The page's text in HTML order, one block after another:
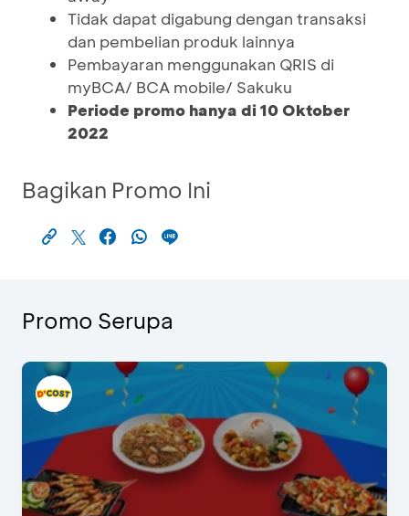
Tidak dapat digabung dengan transaksi
dan pembelian produk lainnya
Pembayaran menggunakan QRIS di
myBCA/ BCA mobile/ Sakuku
Periode promo hanya di 10 Oktober
2022
Bagikan Promo Ini
Promo Serupa